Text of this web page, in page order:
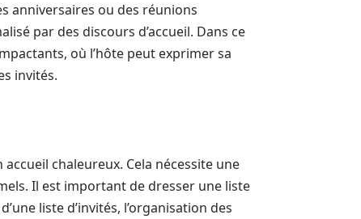
anniversaires ou des réunions
par des discours d’accueil. Dans ce
où l’hôte peut exprimer sa
invités.
chaleureux. Cela nécessite une
Il est important de dresser une liste
liste d’invités, l’organisation des